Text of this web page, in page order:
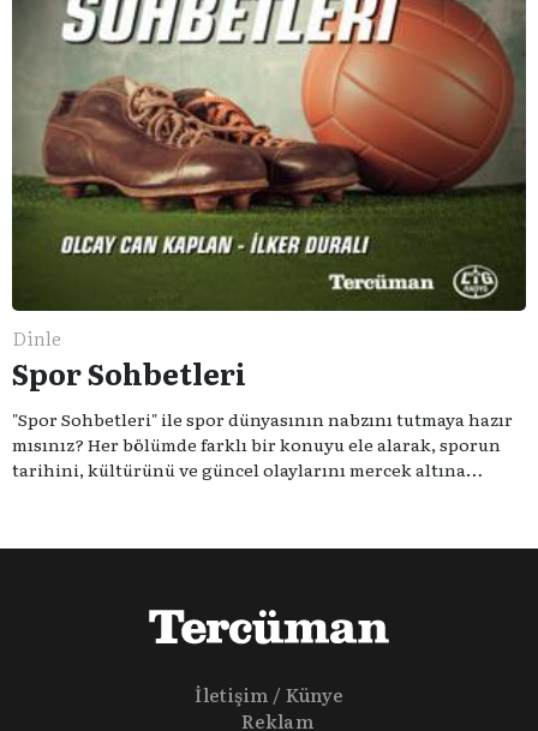
Dinle
Spor Sohbetleri
"Spor Sohbetleri" ile spor dünyasının nabzını tutmaya hazır
mısınız? Her bölümde farklı bir konuyu ele alarak, sporun
tarihini, kültürünü ve güncel olaylarını mercek altına
olmadığına inananlardansanız "Spor Sohbetleri" tam size
İletişim / Künye
Reklam